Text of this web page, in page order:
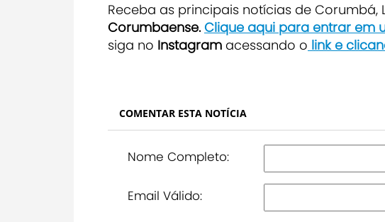
Receba as principais notícias de Corumbá,
Corumbaense.Clique aqui para entrar em
siga no Instagram acessando o link e
COMENTAR ESTA NOTÍCIA
Nome Completo:
Email Válido: